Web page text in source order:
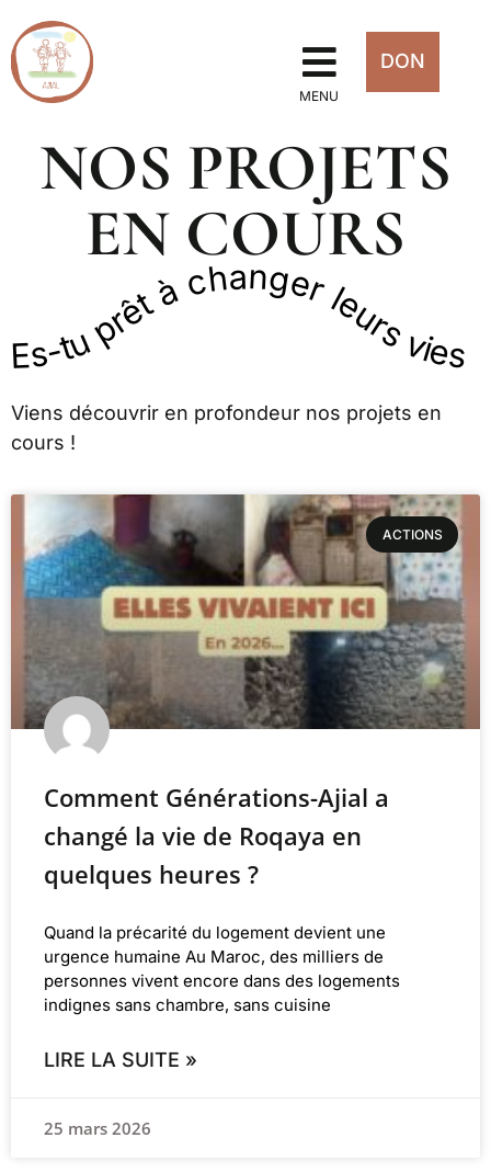
MENU
DON
NOS PROJETS
EN COURS
Es-tu prêt à changer leurs vies avec nous ?
Viens découvrir en profondeur nos projets en
cours !
ACTIONS
Comment Générations-Ajial a
changé la vie de Roqaya en
quelques heures ?
Quand la précarité du logement devient une
urgence humaine Au Maroc, des milliers de
personnes vivent encore dans des logements
indignes sans chambre, sans cuisine
LIRE LA SUITE »
25 mars 2026